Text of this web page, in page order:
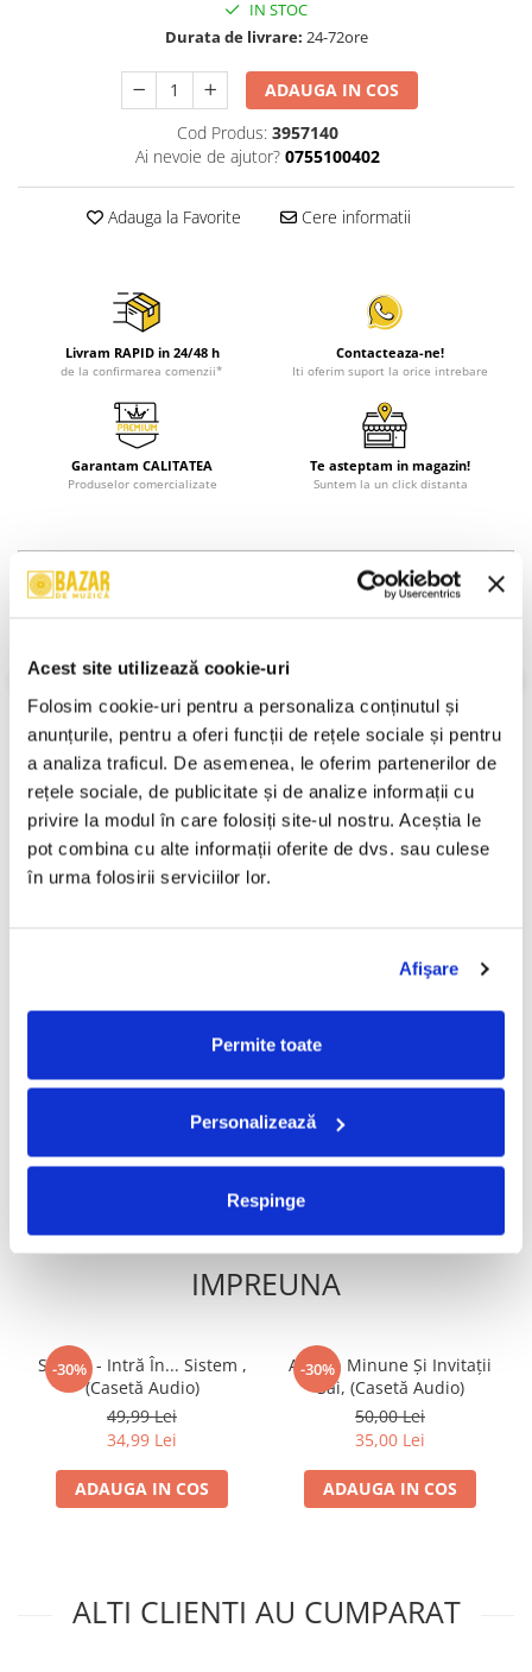
Acest site utilizează cookie-uri
Folosim cookie-uri pentru a personaliza conținutul și
anunțurile, pentru a oferi funcții de rețele sociale și pentru
a analiza traficul. De asemenea, le oferim partenerilor de
rețele sociale, de publicitate și de analize informații cu
privire la modul în care folosiți site-ul nostru. Aceștia le
pot combina cu alte informații oferite de dvs. sau culese
în urma folosirii serviciilor lor.
Afişare
Permite toate
Personalizează
Respinge
IN STOC
Durata de livrare: 24-72ore
ADAUGA IN COS
Cod Produs: 3957140
Ai nevoie de ajutor? 0755100402
Adauga la Favorite Cere informatii
Livram RAPID in 24/48 h
de la confirmarea comenzii*
Contacteaza-ne!
Iti oferim suport la orice intrebare
Garantam CALITATEA
Produselor comercializate
Te asteptam in magazin!
Suntem la un click distanta
Descriere
Stil:Comedy
Stare Coperta:Near Mint (NM or M-)
Informatii conformitate produs
Review-uri(0)
Cea Cuminte / Făt-Frumos,
Voinicul Codrului , (Casetă
ADAUGA IN COS
(Casetă Audio)
ADAUGA IN COS
FRECVENT CUMPARATE
IMPREUNA
-30%
Sistem - Intră În... Sistem ,
(Casetă Audio)
49,99 Lei
34,99 Lei
ADAUGA IN COS
-30%
Adrian Minune Și Invitații
Săi, (Casetă Audio)
50,00 Lei
35,00 Lei
ADAUGA IN COS
ALTI CLIENTI AU CUMPARAT